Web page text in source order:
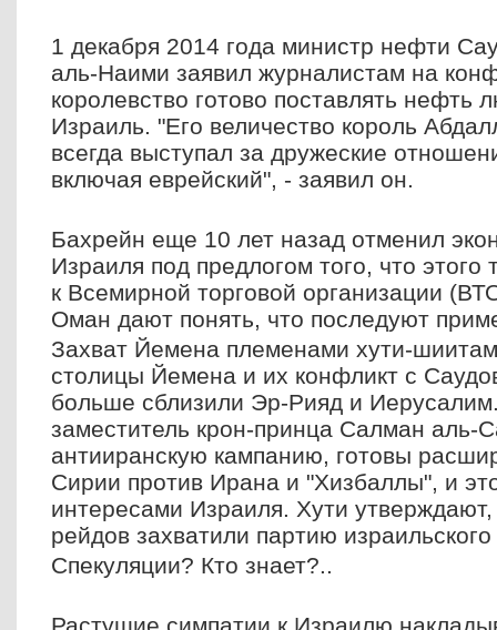
1 декабря 2014 года министр нефти
аль-Наими заявил журналистам на
королевство готово поставлять
Израиль. "Его величество король
всегда выступал за дружеские
включая еврейский", - заявил он.
Бахрейн еще 10 лет назад отменил
Израиля под предлогом того, что этого
к Всемирной торговой организации
Оман дают понять, что последуют
Захват Йемена племенами хути-
столицы Йемена и их конфликт с
больше сблизили Эр-Рияд и
заместитель крон-принца Салман аль-
антииранскую кампанию, готовы
Сирии против Ирана и "Хизбаллы", и
интересами Израиля. Хути
рейдов захватили партию
Спекуляции? Кто знает?..